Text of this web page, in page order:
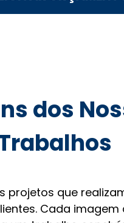
dos
projetos que
Cada imagem